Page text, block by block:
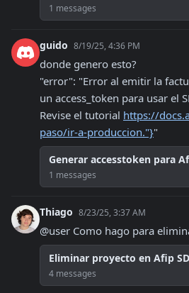
1 messages
guido 8/19/25, 4:36 PM
donde genero esto?
"error": "Error al emitir la
un access_token para usar el
Revise el tutorial https://
paso/ir-a-produccion."}"
Generar accesstoken para
1 messages
Thiago 8/23/25, 3:37 AM
@user Como hago para
Eliminar proyecto en Afip
4 messages